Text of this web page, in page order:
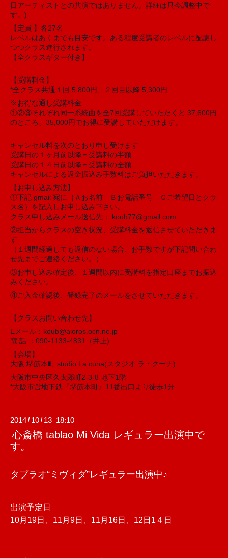
日アーティストとの共演ではありません。詳細は只今調整中で
す。)
【定員 】各27名
レベルはあくまでも目安です。ある程度受講者のレベルに配慮し
つつクラス進行されます。
【全クラスギター付き】
【受講料金】
*全クラス共通１回 5,800円、２回目以降 5,300円
※お得な通し受講料金
①②③それぞれ同一系統曲を全7回受講していただくと 37,600円
のところ、35,000円でお得に受講していただけます。
キャンセル料を次のとおり申し受けます
受講日の１ヶ月前以降＝受講料の半額
受講日の１４日前以降＝受講料の全額
キャンセルによる返金振込み手数料はご負担いただきます。
【お申し込み方法】
①下記 gmail 宛に｛Ａお名前 Ｂお電話番号 Ｃご希望日とクラ
ス名｝を記入しお申し込み下さい。
クラス申し込みメール送信先： koub77@gmail.com
②担当からクラスの空き状況、受講料金を返信させていただきま
す
（１週間経過しても返信のない場合、お手数ですが下記問い合わ
せ先までご連絡ください。）
③お申し込み確定後、１週間以内に受講料を指定口座までお振込
みください。
④ご入金確認後、登録完了のメールをさせていただきます。
【クラスお問い合わせ先】
Eメール：koub@aioros.ocn.ne.jp
電 話 ：090-1133-4831（井上)
【会場】
大阪 堺筋本町 studio La cuna(スタジオ ラ・クーナ)
大阪市中央区久太郎町2-3-8 地下1階
*大阪市営地下鉄『堺筋本町』11番出口より徒歩1分
2014 / 10 / 13 18:10
心斎橋 tablao Mi Vida レギュラー出演中で
す。
タブラオ“ミヴィダ”レギュラー出演中♪
出演予定日
10月19日、11月9日、11月16日、12日1４日